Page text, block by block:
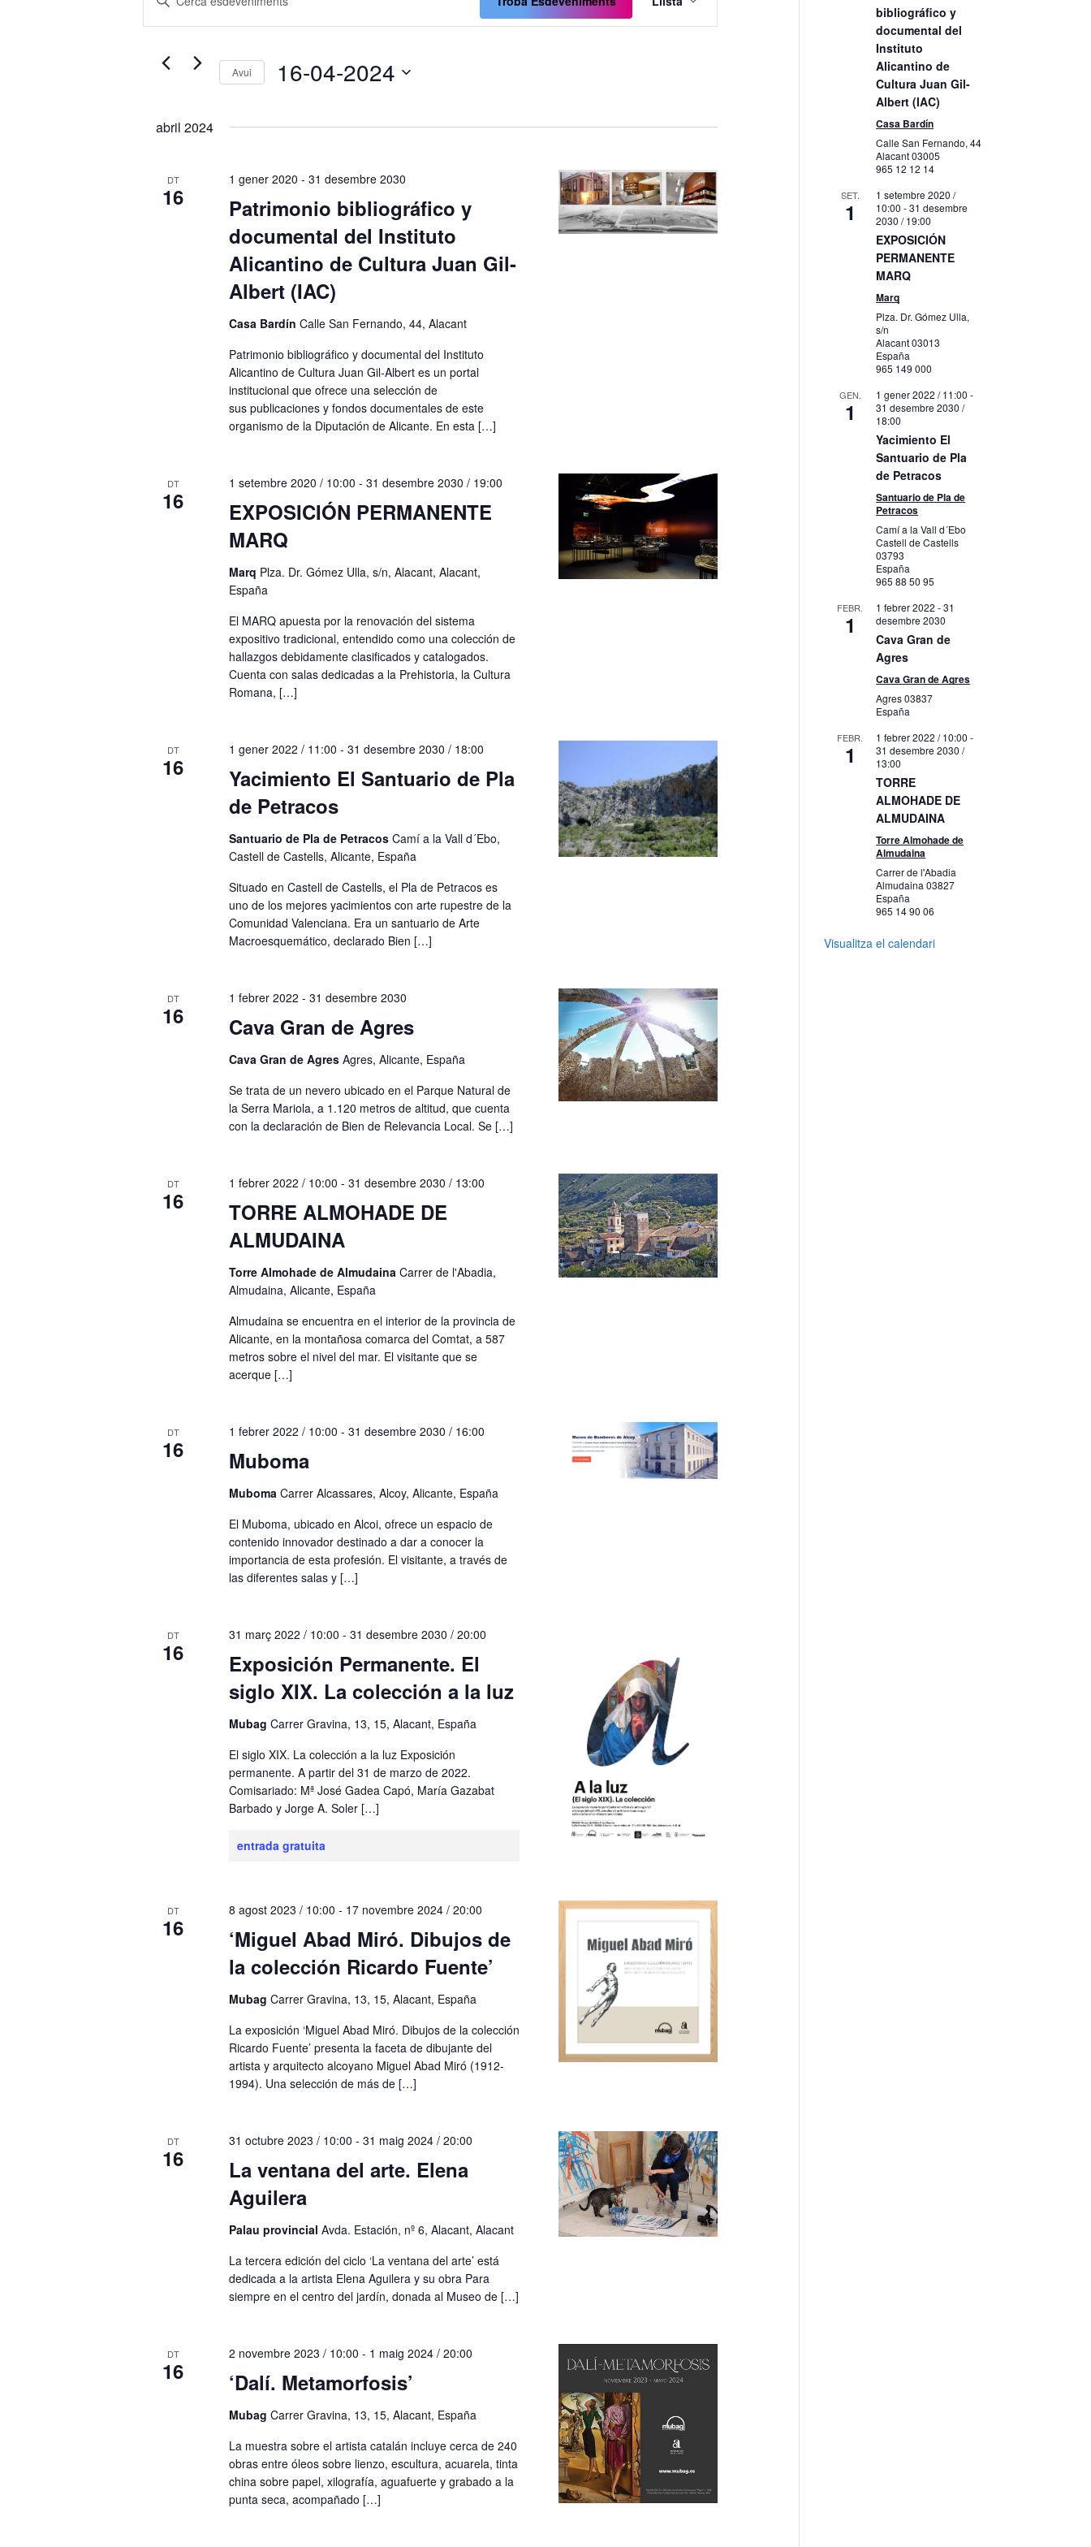
visual
i
d'Esdeveniments
clau.
per
Avui 16-04-2024
abril 2024
DT
16
Patrimonio bibliográfico y
documental del Instituto
Alicantino de Cultura Juan Gil-
Albert (IAC)
1 gener 2020 -31 desembre 2030
Casa BardínCalle San Fernando, 44, Alacant
Patrimonio bibliográfico y documental del Instituto
Alicantino de Cultura Juan Gil-Albert es un portal
institucional que ofrece una selección de
sus publicaciones y fondos documentales de este
organismo de la Diputación de Alicante. En esta […]
DT
16
EXPOSICIÓN PERMANENTE
MARQ
1 setembre 2020 / 10:00 -31 desembre 2030 / 19:00
Marq Plza. Dr. Gómez Ulla, s/n, Alacant, Alacant,
España
El MARQ apuesta por la renovación del sistema
expositivo tradicional, entendido como una colección de
hallazgos debidamente clasificados y catalogados.
Cuenta con salas dedicadas a la Prehistoria, la Cultura
Romana, […]
DT
16
Yacimiento El Santuario de Pla
de Petracos
1 gener 2022 / 11:00 -31 desembre 2030 / 18:00
Santuario de Pla de PetracosCamí a la Vall d´Ebo,
Castell de Castells, Alicante, España
Situado en Castell de Castells, el Pla de Petracos es
uno de los mejores yacimientos con arte rupestre de la
Comunidad Valenciana. Era un santuario de Arte
Macroesquemático, declarado Bien […]
DT
16 Cava Gran de Agres
1 febrer 2022 -31 desembre 2030
Cava Gran de AgresAgres, Alicante, España
Se trata de un nevero ubicado en el Parque Natural de
la Serra Mariola, a 1.120 metros de altitud, que cuenta
con la declaración de Bien de Relevancia Local. Se […]
DT
16
TORRE ALMOHADE DE
ALMUDAINA
1 febrer 2022 / 10:00 -31 desembre 2030 / 13:00
Torre Almohade de AlmudainaCarrer de l'Abadia,
Almudaina, Alicante, España
Almudaina se encuentra en el interior de la provincia de
Alicante, en la montañosa comarca del Comtat, a 587
metros sobre el nivel del mar. El visitante que se
acerque […]
DT
16 Muboma
1 febrer 2022 / 10:00 -31 desembre 2030 / 16:00
MubomaCarrer Alcassares, Alcoy, Alicante, España
El Muboma, ubicado en Alcoi, ofrece un espacio de
contenido innovador destinado a dar a conocer la
importancia de esta profesión. El visitante, a través de
las diferentes salas y […]
DT
16
Exposición Permanente. El
siglo XIX. La colección a la luz
31 març 2022 / 10:00 -31 desembre 2030 / 20:00
MubagCarrer Gravina, 13, 15, Alacant, España
El siglo XIX. La colección a la luz Exposición
permanente. A partir del 31 de marzo de 2022.
Comisariado: Mª José Gadea Capó, María Gazabat
Barbado y Jorge A. Soler […]
entrada gratuita
DT
16
‘Miguel Abad Miró. Dibujos de
la colección Ricardo Fuente’
8 agost 2023 / 10:00 - 17 novembre 2024 / 20:00
MubagCarrer Gravina, 13, 15, Alacant, España
La exposición ‘Miguel Abad Miró. Dibujos de la colección
Ricardo Fuente’ presenta la faceta de dibujante del
artista y arquitecto alcoyano Miguel Abad Miró (1912-
1994). Una selección de más de […]
DT
16
La ventana del arte. Elena
Aguilera
31 octubre 2023 / 10:00 -31 maig 2024 / 20:00
Palau provincialAvda. Estación, nº 6, Alacant, Alacant
La tercera edición del ciclo ‘La ventana del arte’ está
dedicada a la artista Elena Aguilera y su obra Para
siempre en el centro del jardín, donada al Museo de […]
DT
16 ‘Dalí. Metamorfosis’
2 novembre 2023 / 10:00 - 1 maig 2024 / 20:00
MubagCarrer Gravina, 13, 15, Alacant, España
La muestra sobre el artista catalán incluye cerca de 240
obras entre óleos sobre lienzo, escultura, acuarela, tinta
china sobre papel, xilografía, aguafuerte y grabado a la
punta seca, acompañado […]
bibliográfico y
documental del
Instituto
Alicantino de
Cultura Juan Gil-
Albert (IAC)
Casa Bardín
Calle San Fernando, 44
Alacant03005
965 12 12 14
SET.
1
1 setembre 2020 /
10:00 -31 desembre
2030 / 19:00
EXPOSICIÓN
PERMANENTE
MARQ
Marq
Plza. Dr. Gómez Ulla,
s/n
Alacant03013
España
965 149 000
GEN.
1
1 gener 2022 / 11:00 -
31 desembre 2030 /
18:00
Yacimiento El
Santuario de Pla
de Petracos
Santuario de Pla de
Petracos
Camí a la Vall d´Ebo
Castell de Castells
03793
España
965 88 50 95
FEBR.
1
1 febrer 2022 -31
desembre 2030
Cava Gran de
Agres
Cava Gran de Agres
Agres03837
España
FEBR.
1
1 febrer 2022 / 10:00 -
31 desembre 2030 /
13:00
TORRE
ALMOHADE DE
ALMUDAINA
Torre Almohade de
Almudaina
Carrer de l'Abadia
Almudaina03827
España
965 14 90 06
Visualitza el calendari